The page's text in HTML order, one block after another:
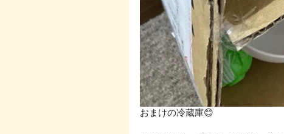
おまけの冷蔵庫😊